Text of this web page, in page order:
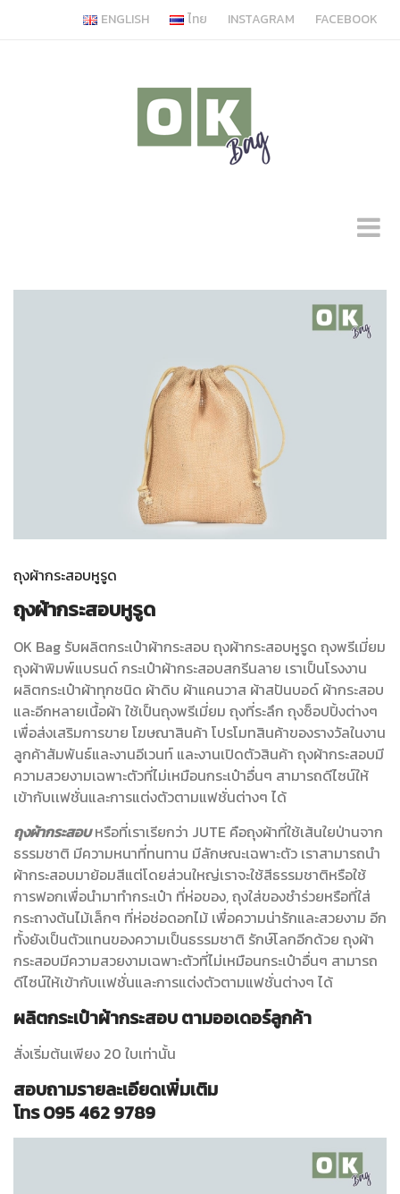
ENGLISH ไทย INSTAGRAM FACEBOOK
ถุงผ้ากระสอบหูรูด
ถุงผ้ากระสอบหูรูด
OK Bag รับผลิตกระเป๋าผ้ากระสอบ ถุงผ้ากระสอบหูรูด ถุงพรีเมี่ยม
ถุงผ้าพิมพ์แบรนด์ กระเป๋าผ้ากระสอบสกรีนลาย เราเป็นโรงงาน
ผลิตกระเป๋าผ้าทุกชนิด ผ้าดิบ ผ้าแคนวาส ผ้าสปันบอด์ ผ้ากระสอบ
และอีกหลายเนื้อผ้า ใช้เป็นถุงพรีเมี่ยม ถุงที่ระลึก ถุงซ็อปปิ้งต่างๆ
เพื่อส่งเสริมการขาย โฆษณาสินค้า โปรโมทสินค้าของรางวัลในงาน
ลูกค้าสัมพันธ์และงานอีเวนท์ และงานเปิดตัวสินค้า ถุงผ้ากระสอบมี
ความสวยงามเฉพาะตัวที่ไม่เหมือนกระเป๋าอื่นๆ สามารถดีไซน์ให้
เข้ากับเเฟชั่นและการแต่งตัวตามแฟชั่นต่างๆ ได้
ถุงผ้ากระสอบหรือที่เราเรียกว่า JUTE คือถุงผ้าที่ใช้เส้นใยป่านจาก
ธรรมชาติ มีความหนาที่ทนทาน มีลักษณะเฉพาะตัว เราสามารถนำ
ผ้ากระสอบมาย้อมสีแต่โดยส่วนใหญ่เราจะใช้สีธรรมชาติหรือใช้
การฟอกเพื่อนำมาทำกระเป๋า ที่ห่อของ, ถุงใส่ของชำร่วยหรือที่ใส่
กระถางต้นไม้เล็กๆ ที่ห่อช่อดอกไม้ เพื่อความน่ารักและสวยงาม อีก
ทั้งยังเป็นตัวแทนของความเป็นธรรมชาติ รักษ์โลกอีกด้วย ถุงผ้า
กระสอบมีความสวยงามเฉพาะตัวที่ไม่เหมือนกระเป๋าอื่นๆ สามารถ
ดีไซน์ให้เข้ากับเเฟชั่นและการแต่งตัวตามแฟชั่นต่างๆ ได้
ผลิตกระเป๋าผ้ากระสอบ ตามออเดอร์ลูกค้า
สั่งเริ่มต้นเพียง 20 ใบเท่านั้น
สอบถามรายละเอียดเพิ่มเติม
โทร 095 462 9789